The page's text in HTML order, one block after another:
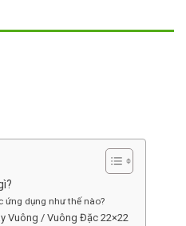
ứng dụng như thế nào?
Vuông / Vuông Đặc 22×22